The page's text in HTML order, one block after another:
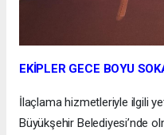
EKİPLER GECE BOYU
İlaçlama hizmetleriyle ilgili
Büyükşehir Belediyesi’nde